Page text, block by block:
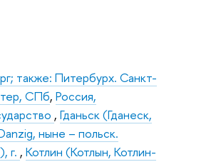
также: Питербурх. Санкт-
СПб, Россия,
, Гданьск (Гданеск,
ныне – польск.
г. , Котлин (Котлын, Котлин-